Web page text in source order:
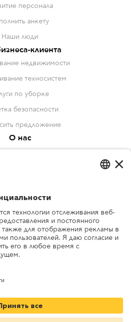
Baltics OÜ
+372 6771 551
персонала
анкету
Наши люди
клиента
недвижимости
техносистем
по уборке
безопасности
предложение
О нас
Награды
Другое
Блог
о нарушениях